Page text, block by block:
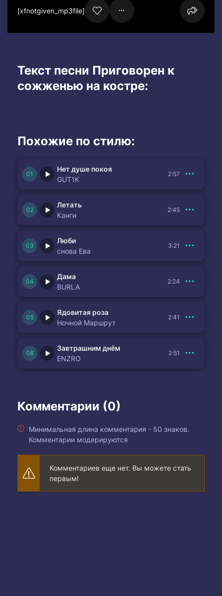
[xfnotgiven_mp3file]
Текст песни Приговорен к
сожженью на костре:
Похожие по стилю:
Нет душе покоя
GUT1K
2:57
Летать
Канги
2:45
Люби
снова Ева
3:21
Дама
BURLA
2:24
Ядовитая роза
Ночной Маршрут
2:41
Завтрашним днём
ENZRO
2:51
Комментарии (0)
Минимальная длина комментария - 50 знаков.
Комментарии модерируются
Комментариев еще нет. Вы можете стать
первым!